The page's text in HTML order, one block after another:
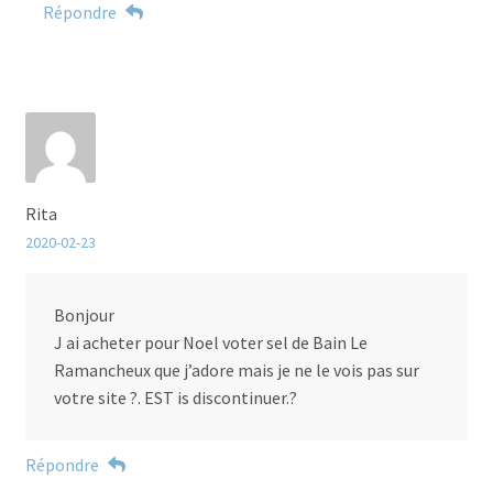
Répondre
Rita
2020-02-23
Bonjour
J ai acheter pour Noel voter sel de Bain Le
Ramancheux que j’adore mais je ne le vois pas sur
votre site ?. EST is discontinuer.?
Répondre